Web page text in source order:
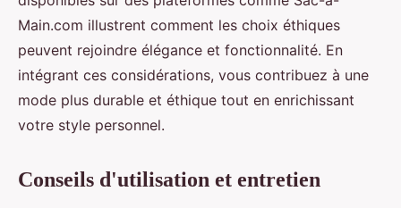
Main.com illustrent comment les choix éthiques
peuvent rejoindre élégance et fonctionnalité. En
intégrant ces considérations, vous contribuez à une
mode plus durable et éthique tout en enrichissant
votre style personnel.
Conseils d'utilisation et entretien